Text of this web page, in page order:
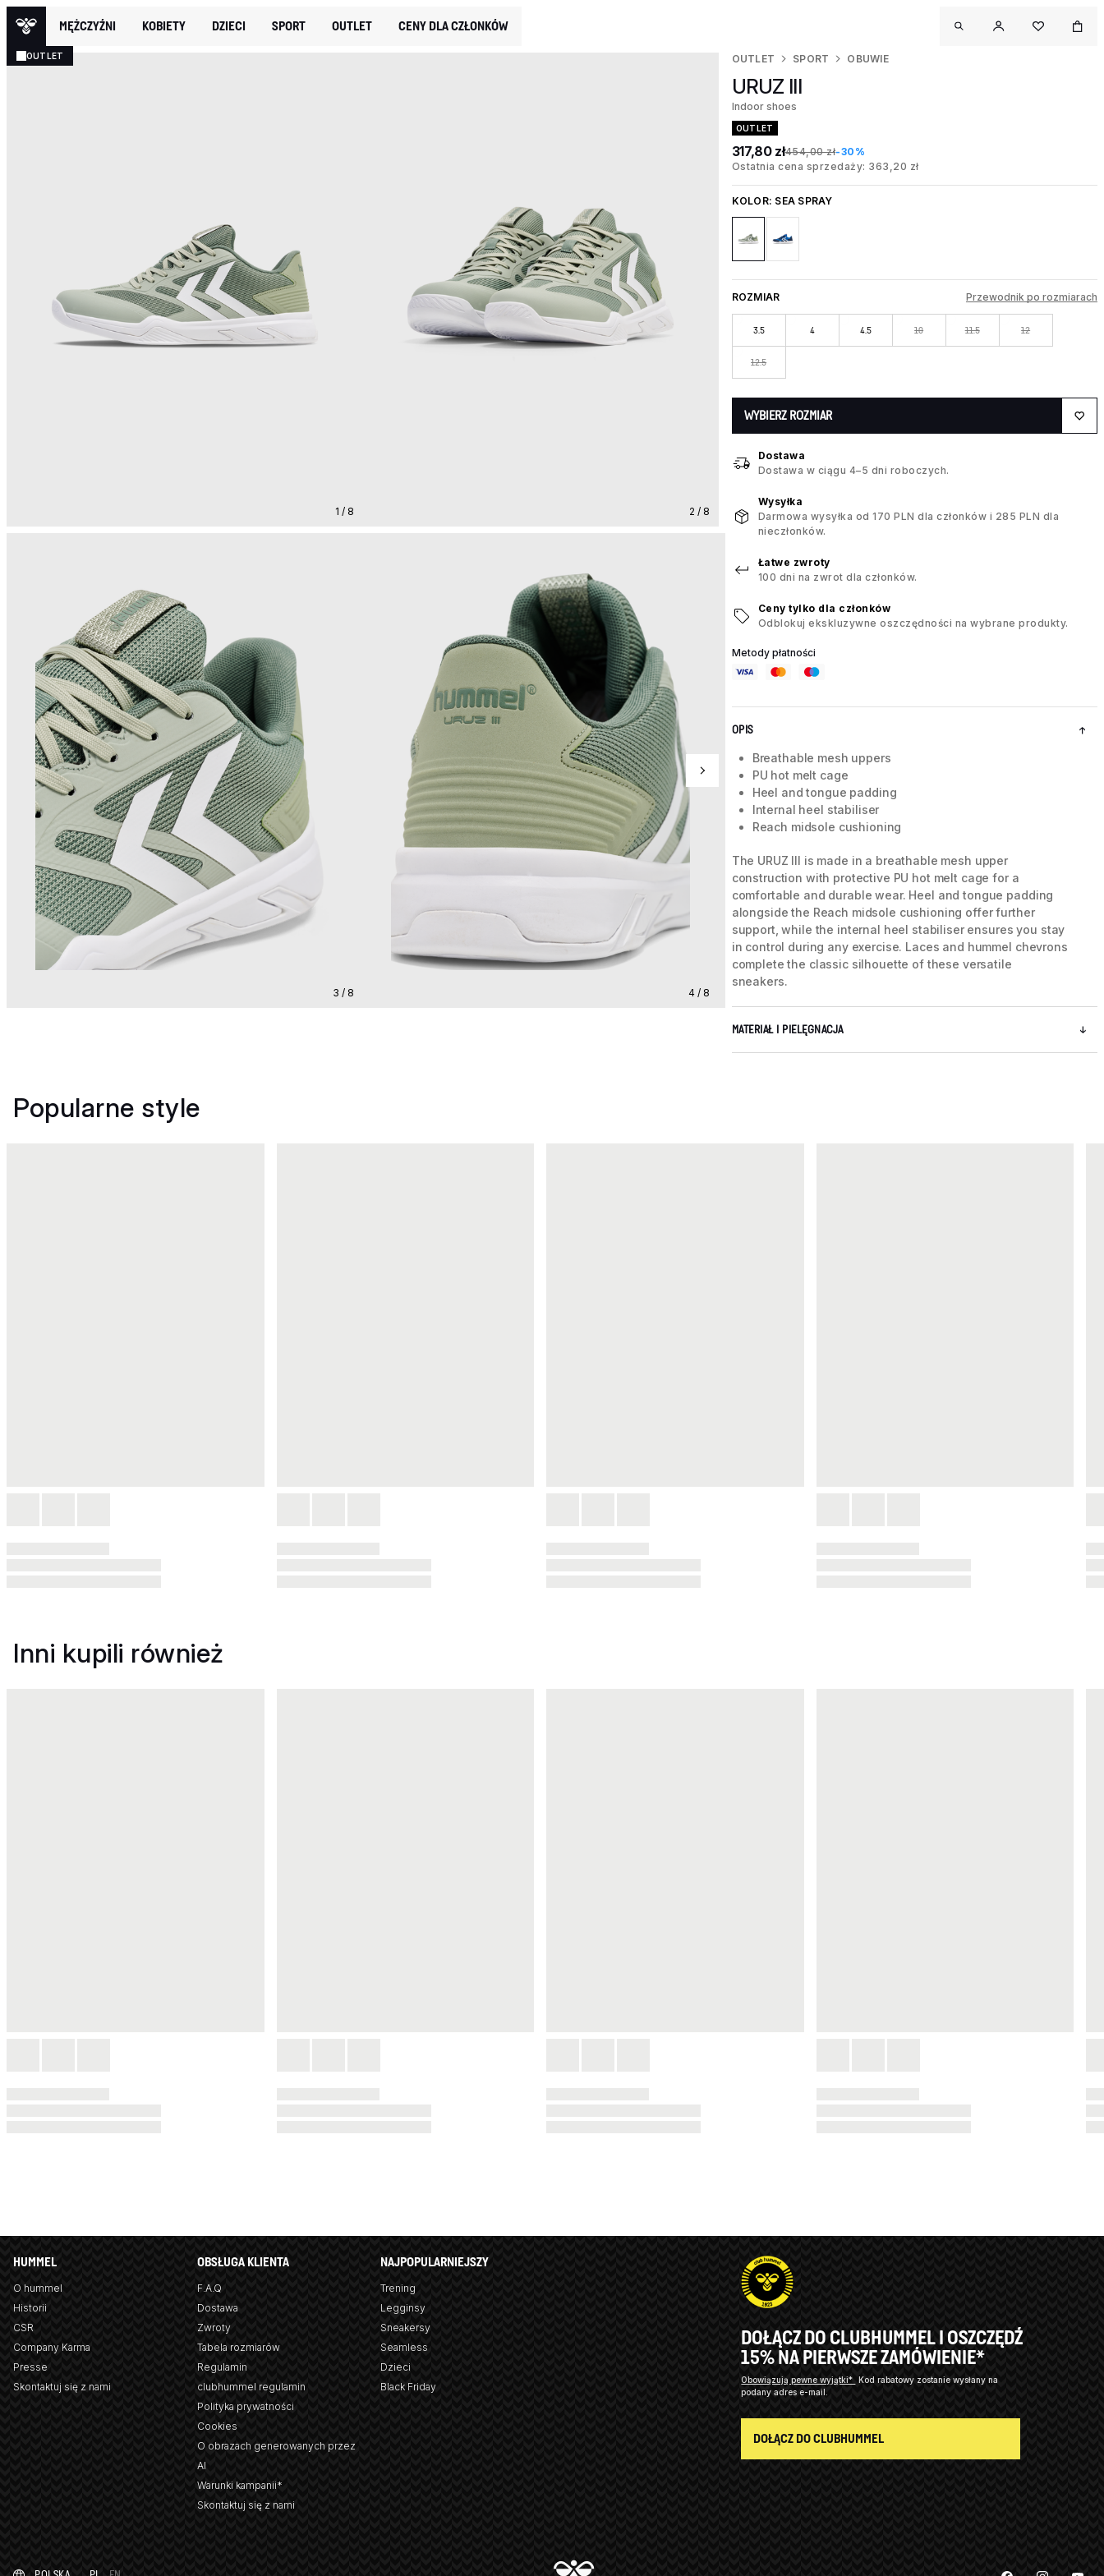
MĘŻCZYŹNI KOBIETY DZIECI SPORT OUTLET CENY DLA CZŁONKÓW
OUTLET
1 / 8 2 / 8
3 / 8 4 / 8
OUTLET SPORT OBUWIE
URUZ III
Indoor shoes
OUTLET
317,80 zł454,00 zł-30%
Ostatnia cena sprzedaży: 363,20 zł
KOLOR: SEA SPRAY
ROZMIAR Przewodnik po rozmiarach
3.5 4 4.5 10 11.5 12
12.5
WYBIERZ ROZMIAR
Dostawa
Dostawa w ciągu 4–5 dni roboczych.
Wysyłka
Darmowa wysyłka od 170 PLN dla członków i 285 PLN dla
nieczłonków.
Łatwe zwroty
100 dni na zwrot dla członków.
Ceny tylko dla członków
Odblokuj ekskluzywne oszczędności na wybrane produkty.
Metody płatności
OPIS
Breathable mesh uppers
PU hot melt cage
Heel and tongue padding
Internal heel stabiliser
Reach midsole cushioning
The URUZ III is made in a breathable mesh upper
construction with protective PU hot melt cage for a
comfortable and durable wear. Heel and tongue padding
alongside the Reach midsole cushioning offer further
support, while the internal heel stabiliser ensures you stay
in control during any exercise. Laces and hummel chevrons
complete the classic silhouette of these versatile
sneakers.
MATERIAŁ I PIELĘGNACJA
Popularne style
Inni kupili również
HUMMEL
O hummel
Historii
CSR
Company Karma
Presse
Skontaktuj się z nami
OBSŁUGA KLIENTA
F.A.Q
Dostawa
Zwroty
Tabela rozmiarów
Regulamin
clubhummel regulamin
Polityka prywatności
Cookies
O obrazach generowanych przez
AI
Warunki kampanii*
Skontaktuj się z nami
NAJPOPULARNIEJSZY
Trening
Legginsy
Sneakersy
Seamless
Dzieci
Black Friday
DOŁĄCZ DO CLUBHUMMEL I OSZCZĘDŹ
15% NA PIERWSZE ZAMÓWIENIE*
Obowiązują pewne wyjątki*
Kod rabatowy zostanie wysłany na
podany adres e-mail.
DOŁĄCZ DO CLUBHUMMEL